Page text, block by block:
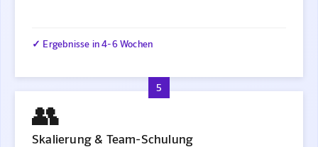
✓ Ergebnisse in 4-6 Wochen
5
👥
Skalierung & Team-Schulung